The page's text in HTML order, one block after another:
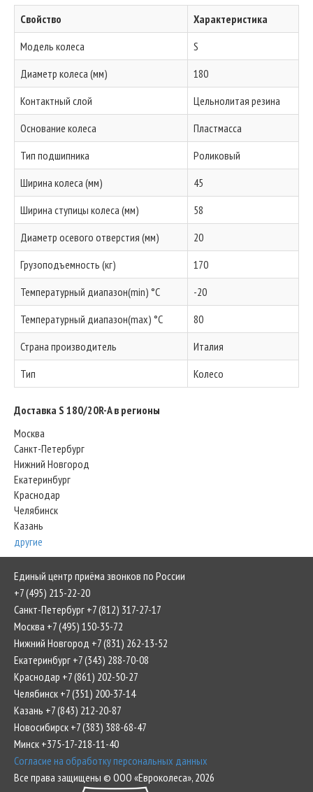
Свойство
Характеристика
Модель колеса
S
Диаметр колеса (мм)
180
Контактный слой
Цельнолитая резина
Основание колеса
Пластмасса
Тип подшипника
Роликовый
Ширина колеса (мм)
45
Ширина ступицы колеса (мм)
58
Диаметр осевого отверстия (мм)
20
Грузоподъемность (кг)
170
Температурный диапазон(min) °C
-20
Температурный диапазон(max) °C
80
Страна производитель
Италия
Тип
Колесо
Доставка S 180/20R-A в регионы
Москва
Санкт-Петербург
Нижний Новгород
Екатеринбург
Краснодар
Челябинск
Казань
другие
Единый центр приёма звонков по России
+7 (495) 215-22-20
Санкт-Петербург +7 (812) 317-27-17
Москва +7 (495) 150-35-72
Нижний Новгород +7 (831) 262-13-52
Екатеринбург +7 (343) 288-70-08
Краснодар +7 (861) 202-50-27
Челябинск +7 (351) 200-37-14
Казань +7 (843) 212-20-87
Новосибирск +7 (383) 388-68-47
Минск +375-17-218-11-40
Согласие на обработку персональных данных
Все права защищены © ООО «Евроколеса», 2026